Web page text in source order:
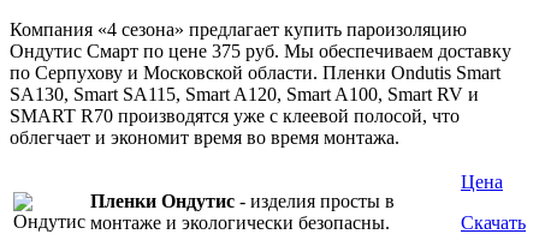
Компания «4 сезона» предлагает купить пароизоляцию
Ондутис Смарт по цене 375 руб. Мы обеспечиваем доставку
по Серпухову и Московской области. Пленки Ondutis Smart
SA130, Smart SA115, Smart A120, Smart A100, Smart RV и
SMART R70 производятся уже с клеевой полосой, что
облегчает и экономит время во время монтажа.
Пленки Ондутис - изделия просты в
монтаже и экологически безопасны.
Цена
Скачать